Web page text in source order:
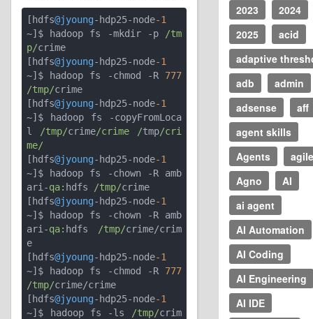
[hdfs@jyoung-hdp25-node-1
~]$ hadoop fs -mkdir -p
/tm
p/crime
[hdfs@jyoung-hdp25-node-1
~]$ hadoop fs -chmod -R 777
/tmp/crime
[hdfs@jyoung-hdp25-node-1
~]$ hadoop fs -copyFromLoca
l
/tmp/crime/crime /tmp/cri
me/
[hdfs@jyoung-hdp25-node-1
~]$ hadoop fs -chown -R amb
ari-qa: hdfs /tmp/crime
[hdfs@jyoung-hdp25-node-1
~]$ hadoop fs -chown -R amb
ari-qa: hdfs /tmp/crime/crim
e
[hdfs@jyoung-hdp25-node-1
~]$ hadoop fs -chmod -R 777
/tmp/crime/crime
[hdfs@jyoung-hdp25-node-1
~]$ hadoop fs -ls
/tmp/crim
2023
2024
2025
acid
adaptive
adb
admin
adsense
aff
agent skills
Agents
agile
Agno
AI
ai agent
AI Automation
AI Coding
AI Engineering
AI IDE